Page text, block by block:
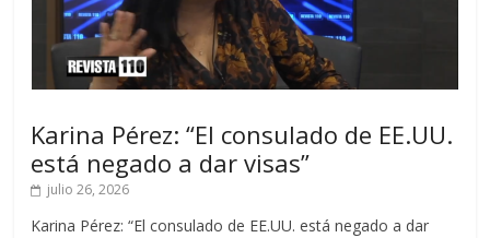
Karina Pérez: “El consulado de EE.UU.
está negado a dar visas”
julio 26, 2026
Karina Pérez: “El consulado de EE.UU. está negado a dar